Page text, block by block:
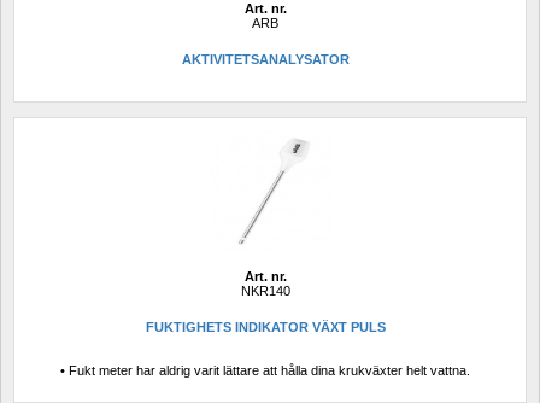
Art. nr.
ARB
AKTIVITETSANALYSATOR
Art. nr.
NKR140
FUKTIGHETS INDIKATOR VÄXT PULS
• Fukt meter har aldrig varit lättare att hålla dina krukväxter helt vattna.